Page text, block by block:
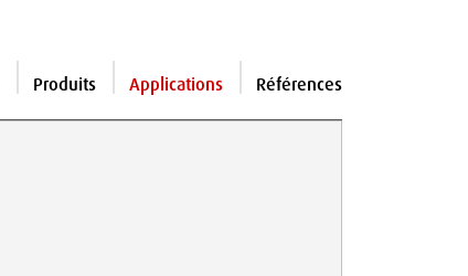
Produits Applications Références